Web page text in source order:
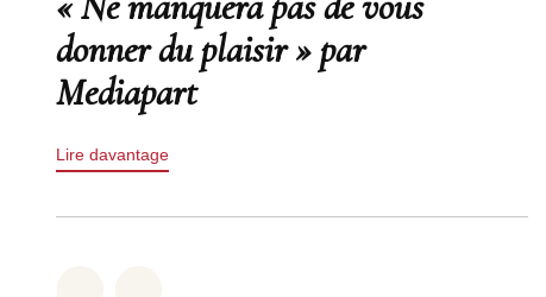
donner du plaisir » par
Mediapart
Lire davantage